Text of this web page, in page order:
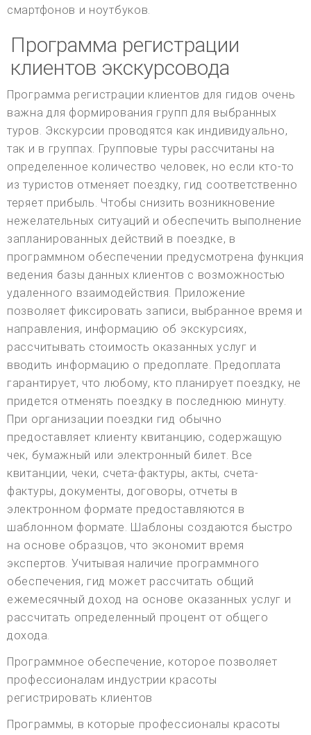
смартфонов и ноутбуков.
Программа регистрации
клиентов экскурсовода
Программа регистрации клиентов для гидов очень
важна для формирования групп для выбранных
туров. Экскурсии проводятся как индивидуально,
так и в группах. Групповые туры рассчитаны на
определенное количество человек, но если кто-то
из туристов отменяет поездку, гид соответственно
теряет прибыль. Чтобы снизить возникновение
нежелательных ситуаций и обеспечить выполнение
запланированных действий в поездке, в
программном обеспечении предусмотрена функция
ведения базы данных клиентов с возможностью
удаленного взаимодействия. Приложение
позволяет фиксировать записи, выбранное время и
направления, информацию об экскурсиях,
рассчитывать стоимость оказанных услуг и
вводить информацию о предоплате. Предоплата
гарантирует, что любому, кто планирует поездку, не
придется отменять поездку в последнюю минуту.
При организации поездки гид обычно
предоставляет клиенту квитанцию, содержащую
чек, бумажный или электронный билет. Все
квитанции, чеки, счета-фактуры, акты, счета-
фактуры, документы, договоры, отчеты в
электронном формате предоставляются в
шаблонном формате. Шаблоны создаются быстро
на основе образцов, что экономит время
экспертов. Учитывая наличие программного
обеспечения, гид может рассчитать общий
ежемесячный доход на основе оказанных услуг и
рассчитать определенный процент от общего
дохода.
Программное обеспечение, которое позволяет
профессионалам индустрии красоты
регистрировать клиентов
Программы, в которые профессионалы красоты